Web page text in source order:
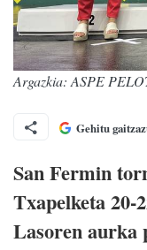
Argazkia: ASPE
Gehitu
San Fermin
Txapelketa 20-
Lasoren aurka